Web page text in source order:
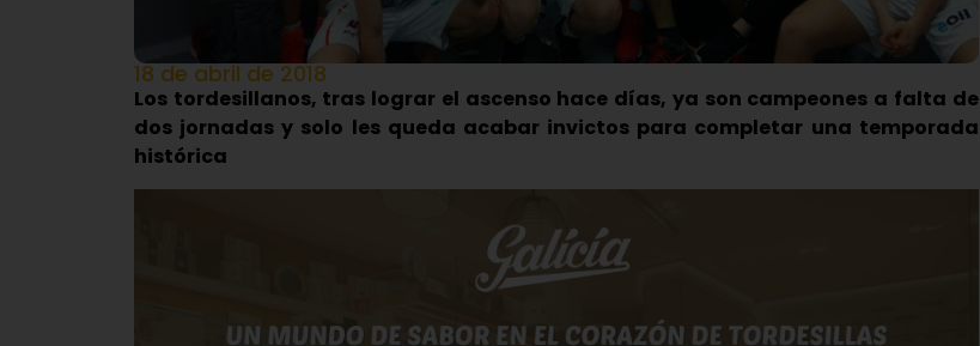
18 de abril de 2018
Los tordesillanos, tras lograr el ascenso hace días, ya son campeones a falta de
dos jornadas y solo les queda acabar invictos para completar una temporada
histórica